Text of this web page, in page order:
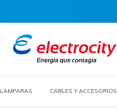
LÁMPARAS CABLES Y ACCESORIOS